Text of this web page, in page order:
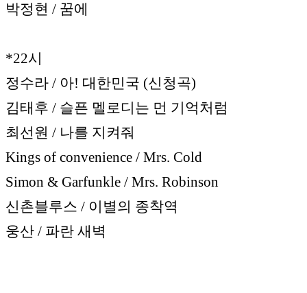
박정현 / 꿈에
*22시
정수라 / 아! 대한민국 (신청곡)
김태후 / 슬픈 멜로디는 먼 기억처럼
최선원 / 나를 지켜줘
Kings of convenience / Mrs. Cold
Simon & Garfunkle / Mrs. Robinson
신촌블루스 / 이별의 종착역
웅산 / 파란 새벽